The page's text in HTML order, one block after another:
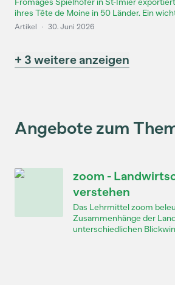
Fromages Spielhofer in St-Imier
ihres Tête de Moine in 50 Länder. Ein
Artikel · 30. Juni 2026
+ 3 weitere anzeigen
Angebote zum
zoom -
verstehen
Das Lehrmittel zoom
Zusammenhänge der
unterschiedlichen